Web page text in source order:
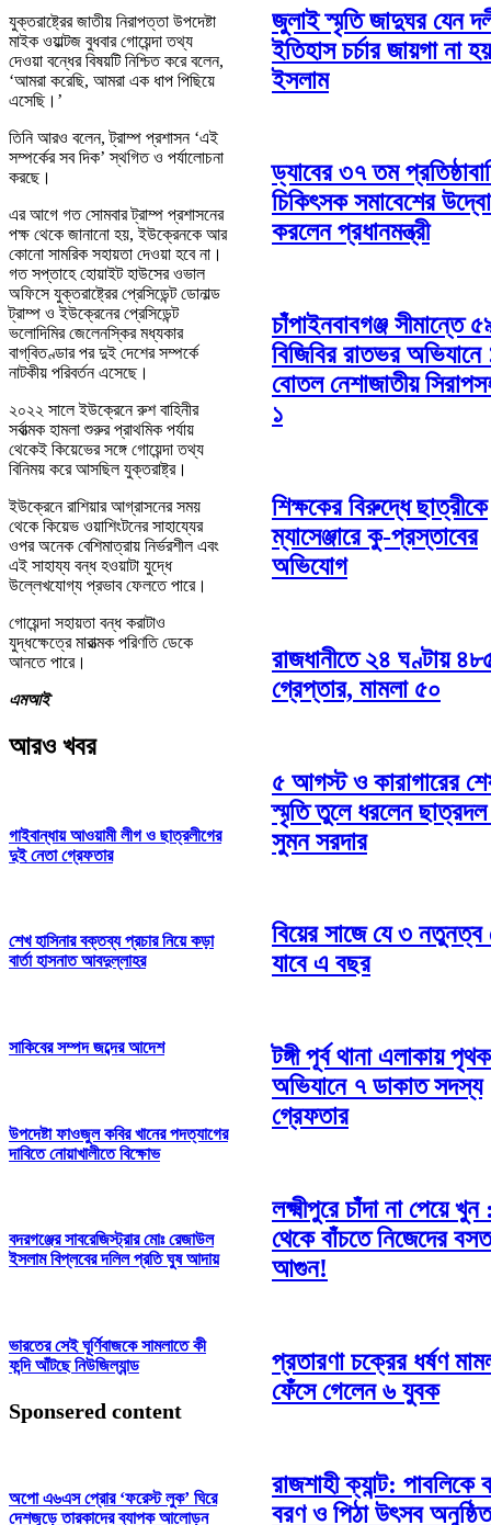
যুক্তরাষ্ট্রের জাতীয় নিরাপত্তা উপদেষ্টা
মাইক ওয়াল্টজ বুধবার গোয়েন্দা তথ্য
দেওয়া বন্ধের বিষয়টি নিশ্চিত করে বলেন,
‘আমরা করেছি, আমরা এক ধাপ পিছিয়ে
এসেছি।’
তিনি আরও বলেন, ট্রাম্প প্রশাসন ‘এই
সম্পর্কের সব দিক’ স্থগিত ও পর্যালোচনা
করছে।
এর আগে গত সোমবার ট্রাম্প প্রশাসনের
পক্ষ থেকে জানানো হয়, ইউক্রেনকে আর
কোনো সামরিক সহায়তা দেওয়া হবে না।
গত সপ্তাহে হোয়াইট হাউসের ওভাল
অফিসে যুক্তরাষ্ট্রের প্রেসিডেন্ট ডোনাল্ড
ট্রাম্প ও ইউক্রেনের প্রেসিডেন্ট
ভলোদিমির জেলেনস্কির মধ্যকার
বাগ্‌বিতণ্ডার পর দুই দেশের সম্পর্কে
নাটকীয় পরিবর্তন এসেছে।
২০২২ সালে ইউক্রেনে রুশ বাহিনীর
সর্বাত্মক হামলা শুরুর প্রাথমিক পর্যায়
থেকেই কিয়েভের সঙ্গে গোয়েন্দা তথ্য
বিনিময় করে আসছিল যুক্তরাষ্ট্র।
ইউক্রেনে রাশিয়ার আগ্রাসনের সময়
থেকে কিয়েভ ওয়াশিংটনের সাহায্যের
ওপর অনেক বেশিমাত্রায় নির্ভরশীল এবং
এই সাহায্য বন্ধ হওয়াটা যুদ্ধে
উল্লেখযোগ্য প্রভাব ফেলতে পারে।
গোয়েন্দা সহায়তা বন্ধ করাটাও
যুদ্ধক্ষেত্রে মারাত্মক পরিণতি ডেকে
আনতে পারে।
এমআই
আরও খবর
গাইবান্ধায় আওয়ামী লীগ ও ছাত্রলীগের
দুই নেতা গ্রেফতার
শেখ হাসিনার বক্তব্য প্রচার নিয়ে কড়া
বার্তা হাসনাত আবদুল্লাহর
সাকিবের সম্পদ জব্দের আদেশ
উপদেষ্টা ফাওজুল কবির খানের পদত্যাগের
দাবিতে নোয়াখালীতে বিক্ষোভ
বদরগঞ্জের সাবরেজিস্ট্রার মোঃ রেজাউল
ইসলাম বিপ্লবের দলিল প্রতি ঘুষ আদায়
ভারতের সেই ঘূর্ণিবাজকে সামলাতে কী
ফন্দি আঁটছে নিউজিল্যান্ড
Sponsered content
অপো এ৬এস প্রোর ‘ফরেস্ট লুক’ ঘিরে
দেশজুড়ে তারকাদের ব্যাপক আলোড়ন
জুলাই স্মৃতি জাদুঘর যেন
ইতিহাস চর্চার জায়গা না
ইসলাম
ড্যাবের ৩৭ তম
চিকিৎসক সমাবেশের
করলেন প্রধানমন্ত্রী
চাঁপাইনবাবগঞ্জ সীমান্তে
বিজিবির রাতভর
বোতল নেশাজাতীয়
১
শিক্ষকের বিরুদ্ধে ছাত্রীকে
ম্যাসেঞ্জারে কু-প্রস্তাবের
অভিযোগ
রাজধানীতে ২৪ ঘণ্টায়
গ্রেপ্তার, মামলা ৫০
৫ আগস্ট ও কারাগারের
স্মৃতি তুলে ধরলেন ছাত্রদল
সুমন সরদার
বিয়ের সাজে যে ৩ নতুনত্ব
যাবে এ বছর
টঙ্গী পূর্ব থানা এলাকায় পৃথক
অভিযানে ৭ ডাকাত সদস্য
গ্রেফতার
লক্ষ্মীপুরে চাঁদা না পেয়ে
থেকে বাঁচতে নিজেদের
আগুন!
প্রতারণা চক্রের ধর্ষণ
ফেঁসে গেলেন ৬ যুবক
রাজশাহী ক্যান্ট: পাবলিকে
বরণ ও পিঠা উৎসব অনুষ্ঠিত